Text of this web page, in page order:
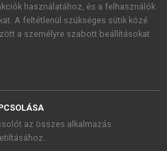
, valamint a szotar.netés a
foglaltakat
használatához, és a felhasználók
A feltétlenül szükséges sütik közé
a személyre szabott beállításokat
az összes alkalmazás